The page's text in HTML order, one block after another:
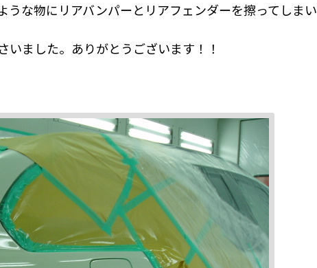
うな物にリアバンパーとリアフェンダーを擦ってしまい
ました。ありがとうございます！！